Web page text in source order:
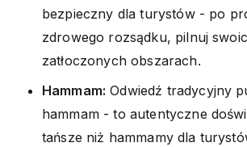
bezpieczny dla turystów - po
zdrowego rozsądku, pilnuj
zatłoczonych obszarach.
Hammam: Odwiedź tradycyjny
hammam - to autentyczne
tańsze niż hammamy dla